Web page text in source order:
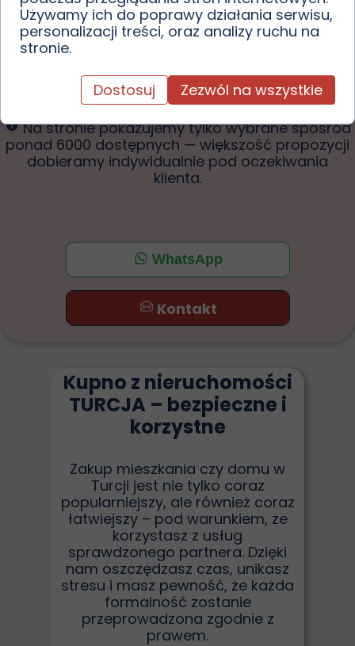
Powiedz nam, czego szukasz.
Otrzymasznajlepsze aktualnie
oferty.
Na stronie pokazujemy tylko wybranespośród
ponad 6000 dostępnych — większość propozycji
dobieramy indywidualnie pod oczekiwania
klienta.
WhatsApp
Kontakt
Kupno z nieruchomości
TURCJA – bezpieczne i
korzystne
Zakup mieszkania czy domu w
Turcji jest nie tylko coraz
popularniejszy, ale również coraz
łatwiejszy – pod warunkiem, że
korzystasz z usług
sprawdzonego partnera. Dzięki
nam oszczędzasz czas, unikasz
stresu i masz pewność, że każda
formalność zostanie
przeprowadzona zgodnie z
prawem.
Używamy ich do poprawy działania serwisu,
personalizacji treści, oraz analizy ruchu na
stronie.
Dostosuj Zezwól na wszystkie